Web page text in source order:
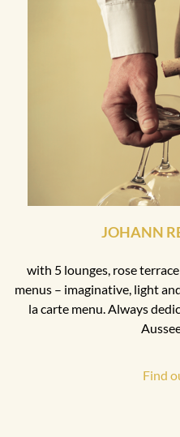
JOHANN
with 5 lounges, rose
menus – imaginative, light
la carte menu. Always
Find